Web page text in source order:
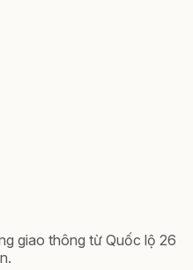
giao thông từ Quốc lộ 26